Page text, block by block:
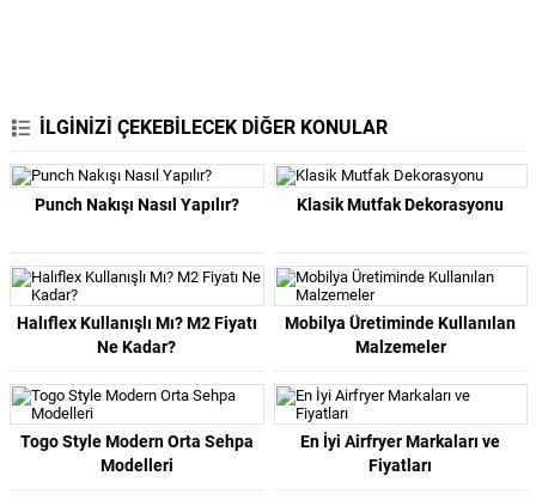
İLGİNİZİ ÇEKEBİLECEK DİĞER KONULAR
Punch Nakışı Nasıl Yapılır? Klasik Mutfak Dekorasyonu
Halıflex Kullanışlı Mı? M2 Fiyatı
Ne Kadar?
Mobilya Üretiminde Kullanılan
Malzemeler
Togo Style Modern Orta Sehpa
Modelleri
En İyi Airfryer Markaları ve
Fiyatları